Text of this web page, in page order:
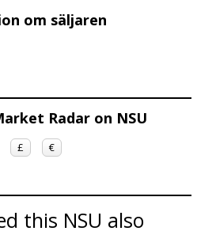
om säljaren
Radar on NSU
£ €
this NSU also